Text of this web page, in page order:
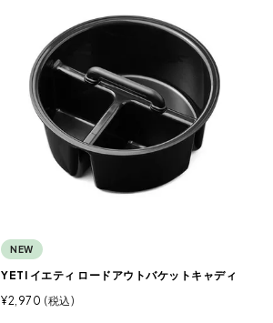
NEW
YETI イエティ ロードアウトバケットキャディ
¥2,970 税込